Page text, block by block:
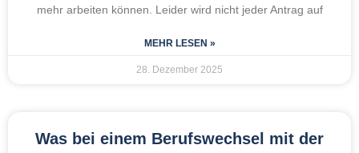
mehr arbeiten können. Leider wird nicht jeder Antrag auf
MEHR LESEN »
28. Dezember 2025
Was bei einem Berufswechsel mit der